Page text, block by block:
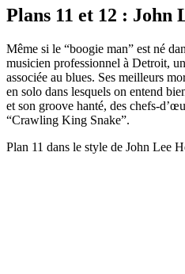
Plans 11 et 12 : John
Même si le “boogie man” est né
musicien professionnel à Detroit,
associée au blues. Ses meilleurs
en solo dans lesquels on entend
et son groove hanté, des chefs-
“Crawling King Snake”.
Plan 11 dans le style de John Lee